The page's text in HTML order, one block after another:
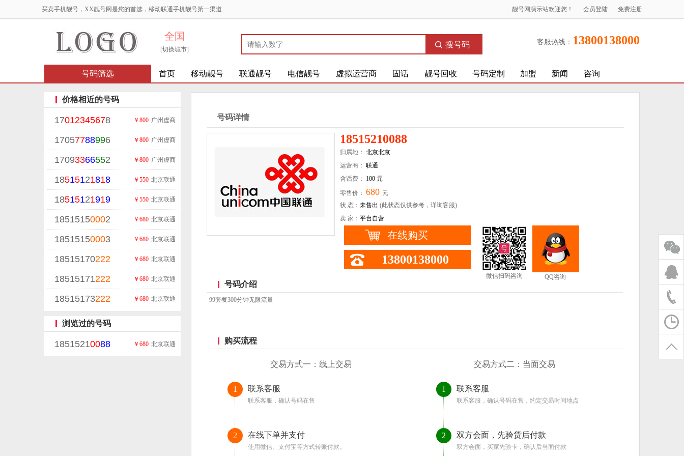
靓号网演示站欢迎您！ 会员登陆 免费注册
买卖手机靓号，XX靓号网是您的首选，移动联通手机靓号第一渠道
全国
[切换城市]
搜号码 客服热线： 13800138000
号码筛选 首页 移动靓号 联通靓号 电信靓号 虚拟运营商 固话 靓号回收 号码定制 加盟 新闻 咨询
价格相近的号码
17012345678 广州虚商
￥800
17057788996 广州虚商
￥800
17093366552 广州虚商
￥800
18515121818 北京联通
￥550
18515121919 北京联通
￥550
18515150002 北京联通
￥680
18515150003 北京联通
￥680
18515170222 北京联通
￥680
18515171222 北京联通
￥680
18515173222 北京联通
￥680
浏览过的号码
18515210088 北京联通
￥680
号码详情
18515210088
归属地： 北京北京
运营商： 联通
含话费： 100 元
零售价： 680 元
状 态： 未售出 (此状态仅供参考，详询客服)
卖 家： 平台自营
在线购买
13800138000
微信扫码咨询 QQ咨询
号码介绍
99套餐300分钟无限流量
购买流程
交易方式一：线上交易
1 联系客服
联系客服，确认号码在售
2 在线下单并支付
使用微信、支付宝等方式转账付款。
交易方式二：当面交易
1 联系客服
联系客服，确认号码在售，约定交易时间地点
2 双方会面，先验货后付款
双方会面，买家先验卡，确认后当面付款